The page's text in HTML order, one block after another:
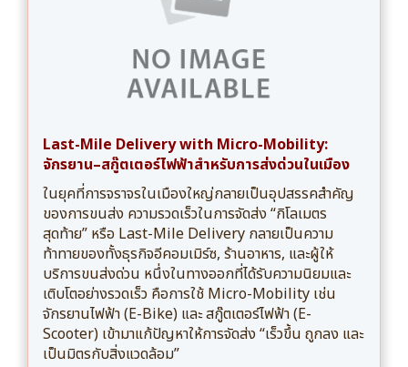
Last-Mile Delivery with Micro-Mobility:
จักรยาน–สกู๊ตเตอร์ไฟฟ้าสำหรับการส่งด่วนในเมือง
ในยุคที่การจราจรในเมืองใหญ่กลายเป็นอุปสรรคสำคัญ
ของการขนส่ง ความรวดเร็วในการจัดส่ง “กิโลเมตร
สุดท้าย” หรือ Last-Mile Delivery กลายเป็นความ
ท้าทายของทั้งธุรกิจอีคอมเมิร์ซ, ร้านอาหาร, และผู้ให้
บริการขนส่งด่วน หนึ่งในทางออกที่ได้รับความนิยมและ
เติบโตอย่างรวดเร็ว คือการใช้ Micro-Mobility เช่น
จักรยานไฟฟ้า (E-Bike) และ สกู๊ตเตอร์ไฟฟ้า (E-
Scooter) เข้ามาแก้ปัญหาให้การจัดส่ง “เร็วขึ้น ถูกลง และ
เป็นมิตรกับสิ่งแวดล้อม”